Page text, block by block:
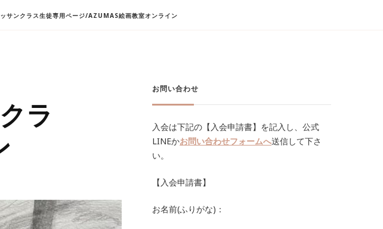
サンクラス生徒専用ページ/AZUMAS絵画教室オンライン
ラ
お問い合わせ
入会は下記の【入会申請書】を記入し、公式
LINEかお問い合わせフォームへ送信して下さ
い。
【入会申請書】
お名前(ふりがな)：